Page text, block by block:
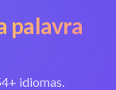
palavra
idiomas.